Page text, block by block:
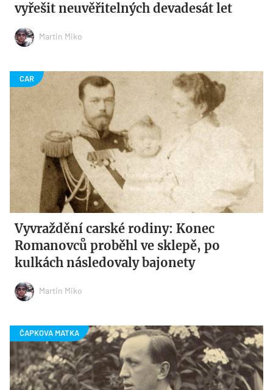
vyřešit neuvěřitelných devadesát let
Martin Miko
Vyvraždění carské rodiny: Konec
Romanovců proběhl ve sklepě, po
kulkách následovaly bajonety
Martin Miko